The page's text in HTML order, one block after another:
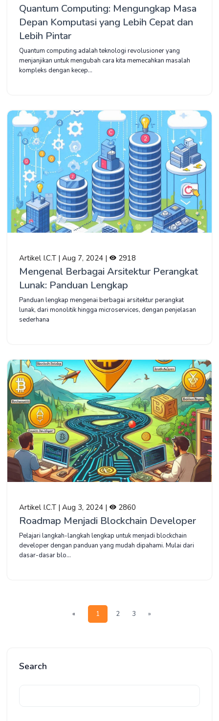
Quantum Computing: Mengungkap Masa
Depan Komputasi yang Lebih Cepat dan
Lebih Pintar
Quantum computing adalah teknologi revolusioner yang
menjanjikan untuk mengubah cara kita memecahkan masalah
kompleks dengan kecep...
Artikel I.C.T | Aug 7, 2024 | 2918
Mengenal Berbagai Arsitektur Perangkat
Lunak: Panduan Lengkap
Panduan lengkap mengenai berbagai arsitektur perangkat
lunak, dari monolitik hingga microservices, dengan penjelasan
sederhana
Artikel I.C.T | Aug 3, 2024 | 2860
Roadmap Menjadi Blockchain Developer
Pelajari langkah-langkah lengkap untuk menjadi blockchain
developer dengan panduan yang mudah dipahami. Mulai dari
dasar-dasar blo...
« 1 2 3 »
Search